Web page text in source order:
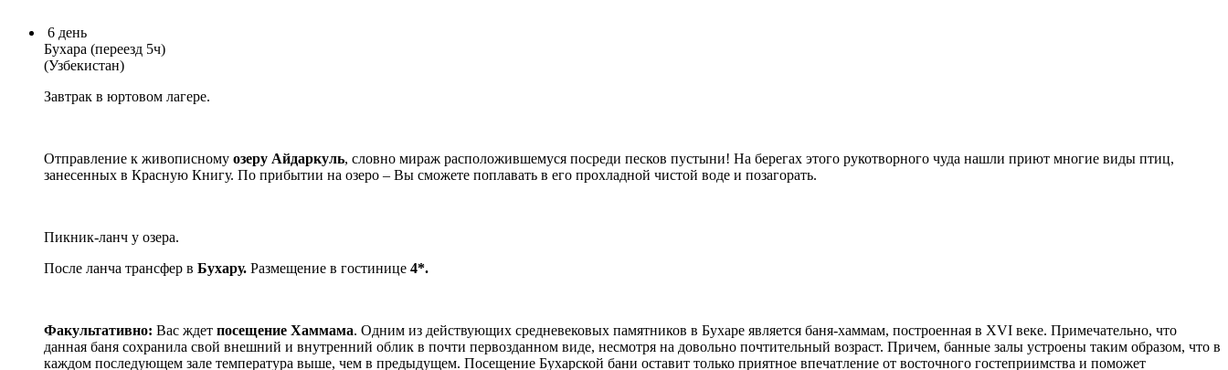
6 день
Бухара (переезд 5ч)
(Узбекистан)
Завтрак в юртовом лагере.
Отправление к живописному озеру Айдаркуль, словно мираж расположившемуся посреди песков пустыни! На берегах этого рукотворного чуда нашли приют многие виды птиц,
занесенных в Красную Книгу. По прибытии на озеро – Вы сможете поплавать в его прохладной чистой воде и позагорать.
Пикник-ланч у озера.
После ланча трансфер в Бухару. Размещение в гостинице 4*.
Факультативно: Вас ждет посещение Хаммама. Одним из действующих средневековых памятников в Бухаре является баня-хаммам, построенная в XVI веке. Примечательно, что
данная баня сохранила свой внешний и внутренний облик в почти первозданном виде, несмотря на довольно почтительный возраст. Причем, банные залы устроены таким образом, что в
каждом последующем зале температура выше, чем в предыдущем. Посещение Бухарской бани оставит только приятное впечатление от восточного гостеприимства и поможет